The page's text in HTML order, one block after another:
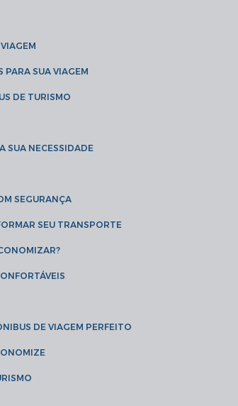
PARA SUA VIAGEM
DE TURISMO
SUA NECESSIDADE
SEGURANÇA
SEU TRANSPORTE
DE VIAGEM PERFEITO